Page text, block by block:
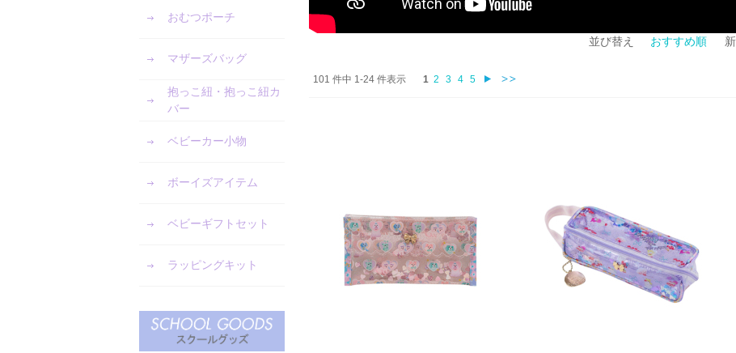
おむつポーチ
マザーズバッグ
抱っこ紐・抱っこ紐カ
バー
ベビーカー小物
ボーイズアイテム
ベビーギフトセット
ラッピングキット
並び替え おすすめ順
101 件中 1-24 件表示 1 2 3 4 5